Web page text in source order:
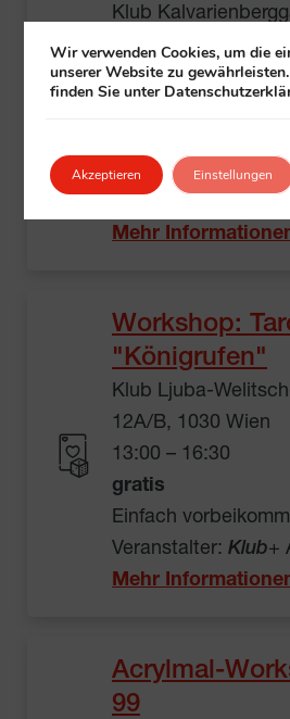
Klub
1170 Wien
13:00 – 15:00
Veranstalter: Klub
Mehr
Workshop:
"Königrufen"
Klub Ljuba-
12A/B, 1030 Wien
13:00 – 16:30
gratis
Einfach
Veranstalter: Klub+
Mehr
Acrylmal-
99
Wir verwenden Cookies, um die
unserer Website zu
finden Sie unter
Akzeptieren Einstellungen